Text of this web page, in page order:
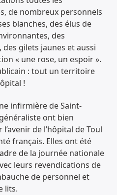
de nombreux personnels
blanches, des élus de
des
gilets jaunes et aussi
« une rose, un espoir ».
: tout un territoire
!
infirmière de Saint-
ont bien
de l’hôpital de Toul
français. Elles ont été
de la journée nationale
leurs revendications de
de personnel et
lits.